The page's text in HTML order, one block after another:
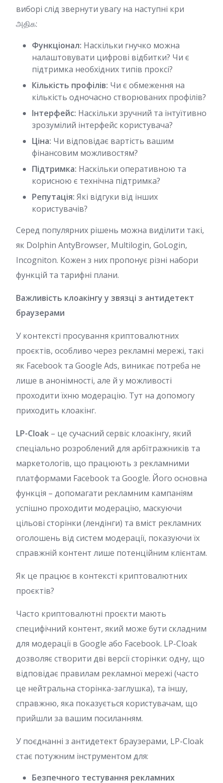
виборі слід звернути увагу на наступні кри
அதிக:
Функціонал: Наскільки гнучко можна
налаштовувати цифрові відбитки? Чи є
підтримка необхідних типів проксі?
Кількість профілів: Чи є обмеження на
кількість одночасно створюваних профілів?
Інтерфейс: Наскільки зручний та інтуїтивно
зрозумілий інтерфейс користувача?
Ціна: Чи відповідає вартість вашим
фінансовим можливостям?
Підтримка: Наскільки оперативною та
корисною є технічна підтримка?
Репутація: Які відгуки від інших
користувачів?
Серед популярних рішень можна виділити такі,
як Dolphin AntyBrowser, Multilogin, GoLogin,
Incogniton. Кожен з них пропонує різні набори
функцій та тарифні плани.
Важливість клоакінгу у звязці з антидетект
браузерами
У контексті просування криптовалютних
проєктів, особливо через рекламні мережі, такі
як Facebook та Google Ads, виникає потреба не
лише в анонімності, але й у можливості
проходити їхню модерацію. Тут на допомогу
приходить клоакінг.
LP-Cloak – це сучасний сервіс клоакінгу, який
спеціально розроблений для арбітражників та
маркетологів, що працюють з рекламними
платформами Facebook та Google. Його основна
функція – допомагати рекламним кампаніям
успішно проходити модерацію, маскуючи
цільові сторінки (лендінги) та вміст рекламних
оголошень від систем модерації, показуючи їх
справжній контент лише потенційним клієнтам.
Як це працює в контексті криптовалютних
проєктів?
Часто криптовалютні проєкти мають
специфічний контент, який може бути складним
для модерації в Google або Facebook. LP-Cloak
дозволяє створити дві версії сторінки: одну, що
відповідає правилам рекламної мережі (часто
це нейтральна сторінка-заглушка), та іншу,
справжню, яка показується користувачам, що
прийшли за вашим посиланням.
У поєднанні з антидетект браузерами, LP-Cloak
стає потужним інструментом для:
Безпечного тестування рекламних